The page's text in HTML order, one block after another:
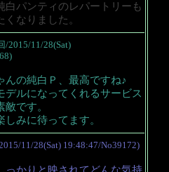
白パンティのレパートリーも
くなりました。
/2015/11/28(Sat)
んの純白Ｐ、最高ですね♪
デルになってくれるサービス
敵です。
しみに待ってます。
11/28(Sat) 19:48:47/No39172)